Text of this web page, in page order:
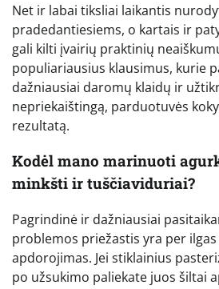
Net ir labai tiksliai laikantis
pradedantiesiems, o kartais ir
gali kilti įvairių praktinių
populiariausius klausimus, kurie
dažniausiai daromų klaidų ir
nepriekaištingą, parduotuvės
rezultatą.
Kodėl mano marinuoti
minkšti ir tuščiaviduriai?
Pagrindinė ir dažniausiai
problemos priežastis yra per
apdorojimas. Jei stiklainius
po užsukimo paliekate juos šiltai